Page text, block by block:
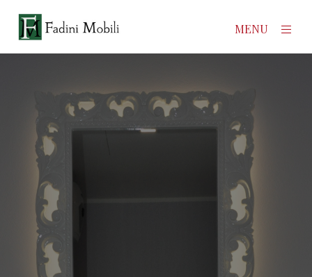
MENU
×
Home
Prodotti